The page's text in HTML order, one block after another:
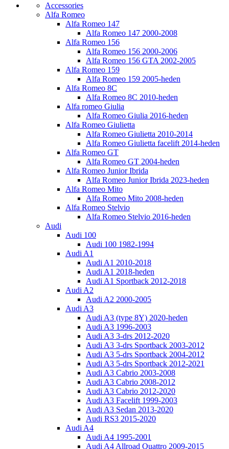
Accessories
Alfa Romeo
Alfa Romeo 147
Alfa Romeo 147 2000-2008
Alfa Romeo 156
Alfa Romeo 156 2000-2006
Alfa Romeo 156 GTA 2002-2005
Alfa Romeo 159
Alfa Romeo 159 2005-heden
Alfa Romeo 8C
Alfa Romeo 8C 2010-heden
Alfa romeo Giulia
Alfa Romeo Giulia 2016-heden
Alfa Romeo Giulietta
Alfa Romeo Giulietta 2010-2014
Alfa Romeo Giulietta facelift 2014-heden
Alfa Romeo GT
Alfa Romeo GT 2004-heden
Alfa Romeo Junior Ibrida
Alfa Romeo Junior Ibrida 2023-heden
Alfa Romeo Mito
Alfa Romeo Mito 2008-heden
Alfa Romeo Stelvio
Alfa Romeo Stelvio 2016-heden
Audi
Audi 100
Audi 100 1982-1994
Audi A1
Audi A1 2010-2018
Audi A1 2018-heden
Audi A1 Sportback 2012-2018
Audi A2
Audi A2 2000-2005
Audi A3
Audi A3 (type 8Y) 2020-heden
Audi A3 1996-2003
Audi A3 3-drs 2012-2020
Audi A3 3-drs Sportback 2003-2012
Audi A3 5-drs Sportback 2004-2012
Audi A3 5-drs Sportback 2012-2021
Audi A3 Cabrio 2003-2008
Audi A3 Cabrio 2008-2012
Audi A3 Cabrio 2012-2020
Audi A3 Facelift 1999-2003
Audi A3 Sedan 2013-2020
Audi RS3 2015-2020
Audi A4
Audi A4 1995-2001
Audi A4 Allroad Quattro 2009-2015